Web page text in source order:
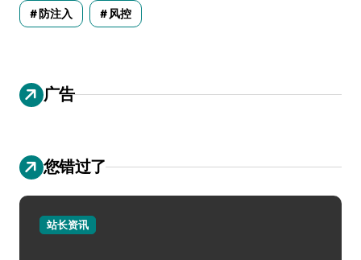
防注入 风控
广告
您错过了
站长资讯